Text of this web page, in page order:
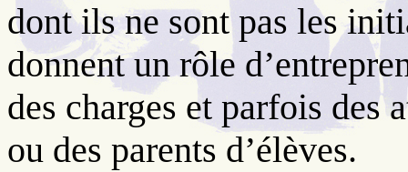
dont ils ne sont pas les
donnent un rôle
des charges et parfois des
ou des parents d’élèves.